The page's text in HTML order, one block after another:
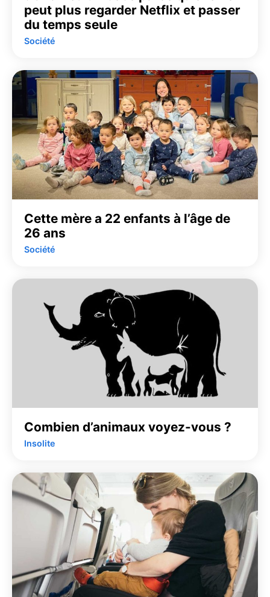
peut plus regarder Netflix et passer
du temps seule
Société
Cette mère a 22 enfants à l’âge de
26 ans
Société
Combien d’animaux voyez-vous ?
Insolite